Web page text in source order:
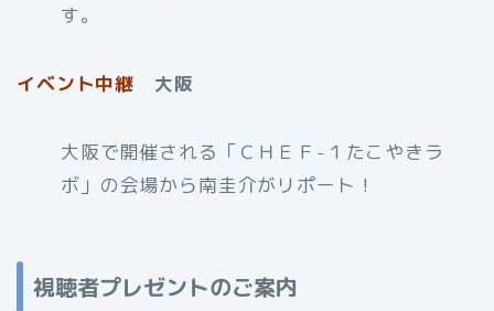
す。
イベント中継 大阪
大阪で開催される「ＣＨＥＦ-１たこやきラ
ボ」の会場から南圭介がリポート！
視聴者プレゼントのご案内